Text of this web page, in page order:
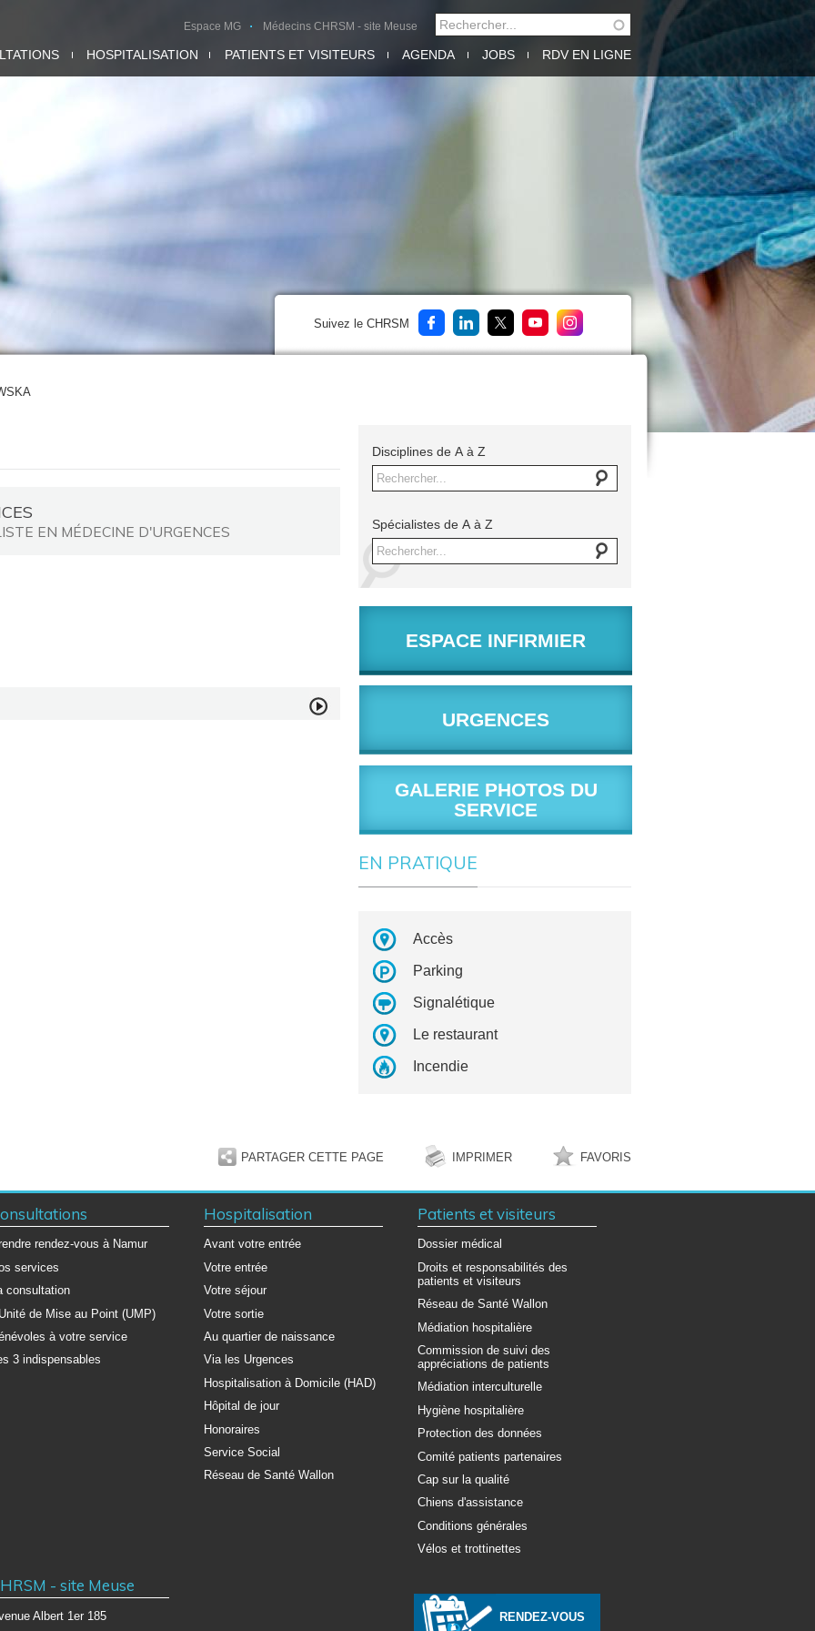
HOSPITALISATION PATIENTS ET VISITEURS AGENDA JOBS RDV EN LIGNE
Espace MG Médecins CHRSM - site Meuse
FORMULAIRE DE
RECHERCHE
Rechercher
Suivez le CHRSM
EN MÉDECINE D'URGENCES
Disciplines de A à Z
Rechercher...
Spécialistes de A à Z
Rechercher...
ESPACE INFIRMIER
URGENCES
GALERIE PHOTOS DU
SERVICE
EN PRATIQUE
Accès
Parking
Signalétique
Le restaurant
Incendie
PARTAGER CETTE PAGE IMPRIMER FAVORIS
rendez-vous à Namur
services
consultation
de Mise au Point (UMP)
à votre service
3 indispensables
Hospitalisation
Avant votre entrée
Votre entrée
Votre séjour
Votre sortie
Au quartier de naissance
Via les Urgences
Hospitalisation à Domicile (HAD)
Hôpital de jour
Honoraires
Service Social
Réseau de Santé Wallon
Patients et visiteurs
Dossier médical
Droits et responsabilités des
patients et visiteurs
Réseau de Santé Wallon
Médiation hospitalière
Commission de suivi des
appréciations de patients
Médiation interculturelle
Hygiène hospitalière
Protection des données
Comité patients partenaires
Cap sur la qualité
Chiens d'assistance
Conditions générales
Vélos et trottinettes
- site Meuse
Albert 1er 185 RENDEZ-VOUS